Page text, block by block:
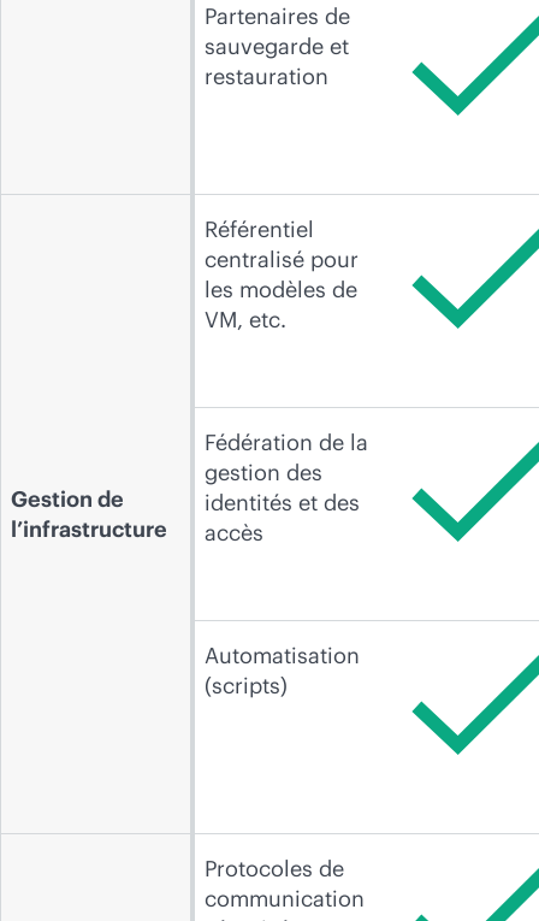
Partenaires de
sauvegarde et
restauration
Gestion de
l’infrastructure
Référentiel
centralisé pour
les modèles de
VM, etc.
Fédération de la
gestion des
identités et des
accès
Automatisation
(scripts)
Protocoles de
communication